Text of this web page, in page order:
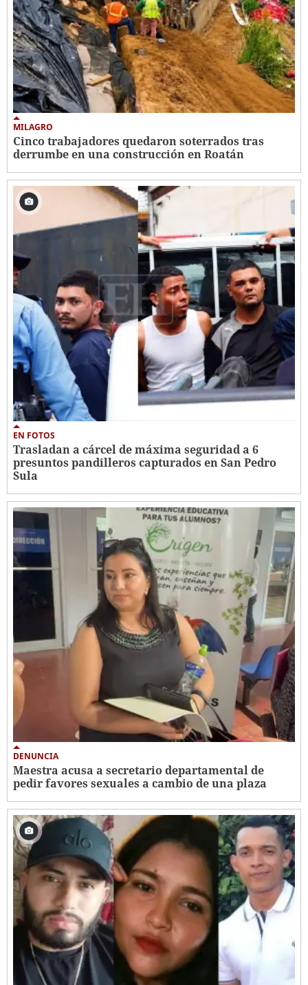
MILAGRO
Cinco trabajadores quedaron soterrados tras
derrumbe en una construcción en Roatán
EN FOTOS
Trasladan a cárcel de máxima seguridad a 6
presuntos pandilleros capturados en San Pedro
Sula
DENUNCIA
Maestra acusa a secretario departamental de
pedir favores sexuales a cambio de una plaza